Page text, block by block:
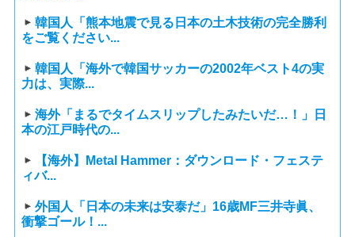
韓国人「熊本地震で見る日本の土木技術の完全勝利
をご覧ください...
韓国人「海外で韓国サッカーの2002年ベスト4の実
力は、実際...
海外「まるでタイムスリップしたみたいだ…！」日
本の江戸時代の...
【海外】Metal Hammer：ダウンロード・フェステ
ィバ...
外国人「日本の未来は安泰だ」16歳MF三井寺眞、
衝撃ゴール！...